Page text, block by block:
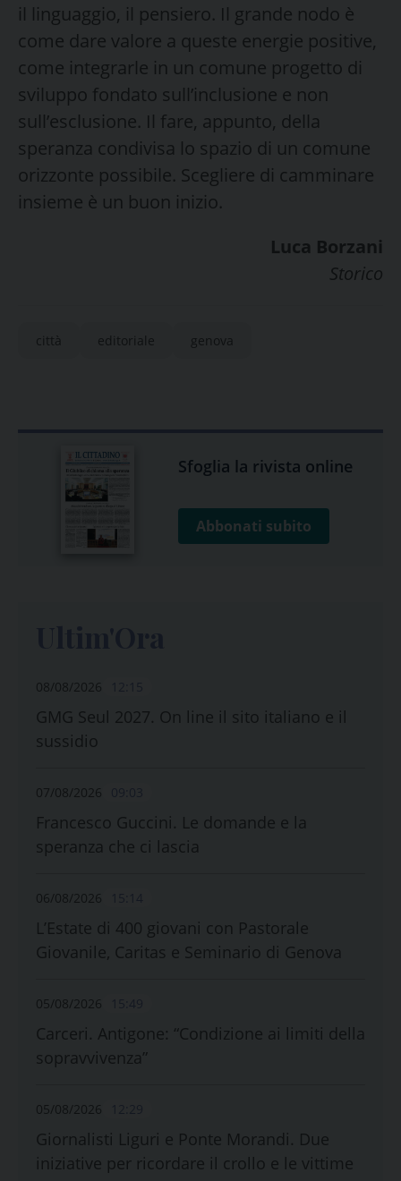
il linguaggio, il pensiero. Il grande nodo è
come dare valore a queste energie positive,
come integrarle in un comune progetto di
sviluppo fondato sull’inclusione e non
sull’esclusione. Il fare, appunto, della
speranza condivisa lo spazio di un comune
orizzonte possibile. Scegliere di camminare
insieme è un buon inizio.
Luca Borzani
Storico
città editoriale genova
Sfoglia la rivista online
Abbonati subito
08/08/2026
GMG Seul 2027. On line il sito italiano e il
sussidio
07/08/2026
Francesco Guccini. Le domande e la
speranza che ci lascia
06/08/2026
L’Estate di 400 giovani con Pastorale
Giovanile, Caritas e Seminario di Genova
05/08/2026
Carceri. Antigone: “Condizione ai limiti della
sopravvivenza”
05/08/2026
Giornalisti Liguri e Ponte Morandi. Due
iniziative per ricordare il crollo e le vittime